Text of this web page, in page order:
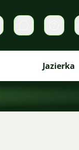
Súkromné
Jazierka